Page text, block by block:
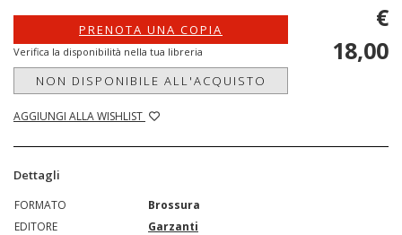
PRENOTA UNA COPIA
Verifica la disponibilità nella tua libreria
NON DISPONIBILE ALL'ACQUISTO
AGGIUNGI ALLA WISHLIST
€
18,00
Dettagli
FORMATO
Brossura
EDITORE
Garzanti